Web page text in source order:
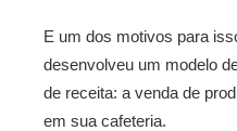
E um dos motivos para
desenvolveu um modelo
de receita: a venda de
em sua cafeteria.